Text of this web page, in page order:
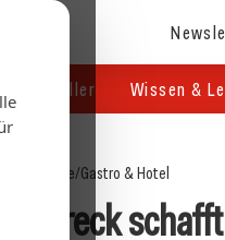
& Hersteller Wissen &
Startseite/Gastro & Hotel